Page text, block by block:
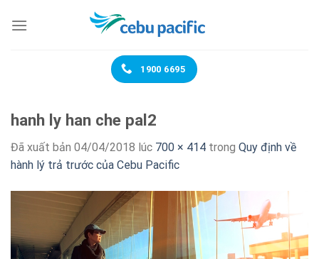
đến
1900 6695
hanh ly han che pal2
Đã xuất bản 04/04/2018 lúc 700 × 414 trong Quy định về
hành lý trả trước của Cebu Pacific